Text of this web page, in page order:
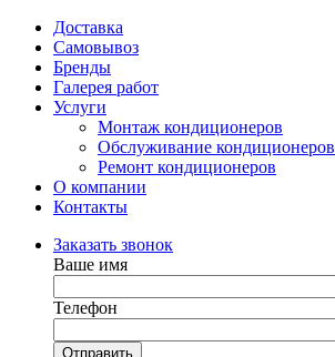
Доставка
Самовывоз
Бренды
Галерея работ
Услуги
Монтаж кондиционеров
Обслуживание кондиционеров
Ремонт кондиционеров
О компании
Контакты
Заказать звонок
Ваше имя
Телефон
Отправить